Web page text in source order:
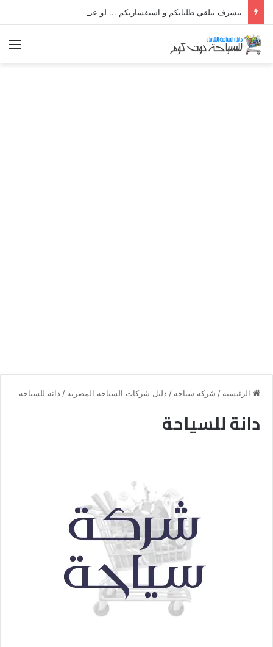
الرئيسية / شركة سياحة / دليل شركات السياحة المصرية / دانة للسياحة
دانة للسياحة